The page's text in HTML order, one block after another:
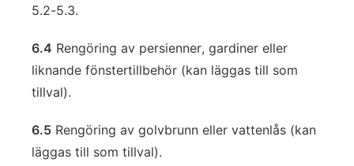
5.2-5.3.
6.4 Rengöring av persienner, gardiner eller
liknande fönstertillbehör (kan läggas till som
tillval).
6.5 Rengöring av golvbrunn eller vattenlås (kan
läggas till som tillval).